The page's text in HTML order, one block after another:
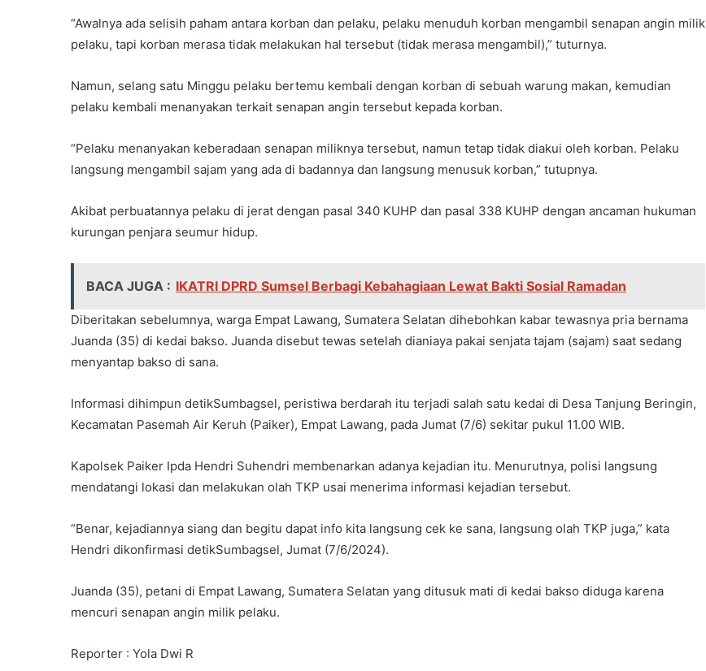
“Awalnya ada selisih paham antara korban dan pelaku, pelaku menuduh korban mengambil senapan angin milik
pelaku, tapi korban merasa tidak melakukan hal tersebut (tidak merasa mengambil),” tuturnya.
Namun, selang satu Minggu pelaku bertemu kembali dengan korban di sebuah warung makan, kemudian
pelaku kembali menanyakan terkait senapan angin tersebut kepada korban.
“Pelaku menanyakan keberadaan senapan miliknya tersebut, namun tetap tidak diakui oleh korban. Pelaku
langsung mengambil sajam yang ada di badannya dan langsung menusuk korban,” tutupnya.
Akibat perbuatannya pelaku di jerat dengan pasal 340 KUHP dan pasal 338 KUHP dengan ancaman hukuman
kurungan penjara seumur hidup.
BACA JUGA : IKATRI DPRD Sumsel Berbagi Kebahagiaan Lewat Bakti Sosial Ramadan
Diberitakan sebelumnya, warga Empat Lawang, Sumatera Selatan dihebohkan kabar tewasnya pria bernama
Juanda (35) di kedai bakso. Juanda disebut tewas setelah dianiaya pakai senjata tajam (sajam) saat sedang
menyantap bakso di sana.
Informasi dihimpun detikSumbagsel, peristiwa berdarah itu terjadi salah satu kedai di Desa Tanjung Beringin,
Kecamatan Pasemah Air Keruh (Paiker), Empat Lawang, pada Jumat (7/6) sekitar pukul 11.00 WIB.
Kapolsek Paiker Ipda Hendri Suhendri membenarkan adanya kejadian itu. Menurutnya, polisi langsung
mendatangi lokasi dan melakukan olah TKP usai menerima informasi kejadian tersebut.
“Benar, kejadiannya siang dan begitu dapat info kita langsung cek ke sana, langsung olah TKP juga,” kata
Hendri dikonfirmasi detikSumbagsel, Jumat (7/6/2024).
Juanda (35), petani di Empat Lawang, Sumatera Selatan yang ditusuk mati di kedai bakso diduga karena
mencuri senapan angin milik pelaku.
Reporter : Yola Dwi R